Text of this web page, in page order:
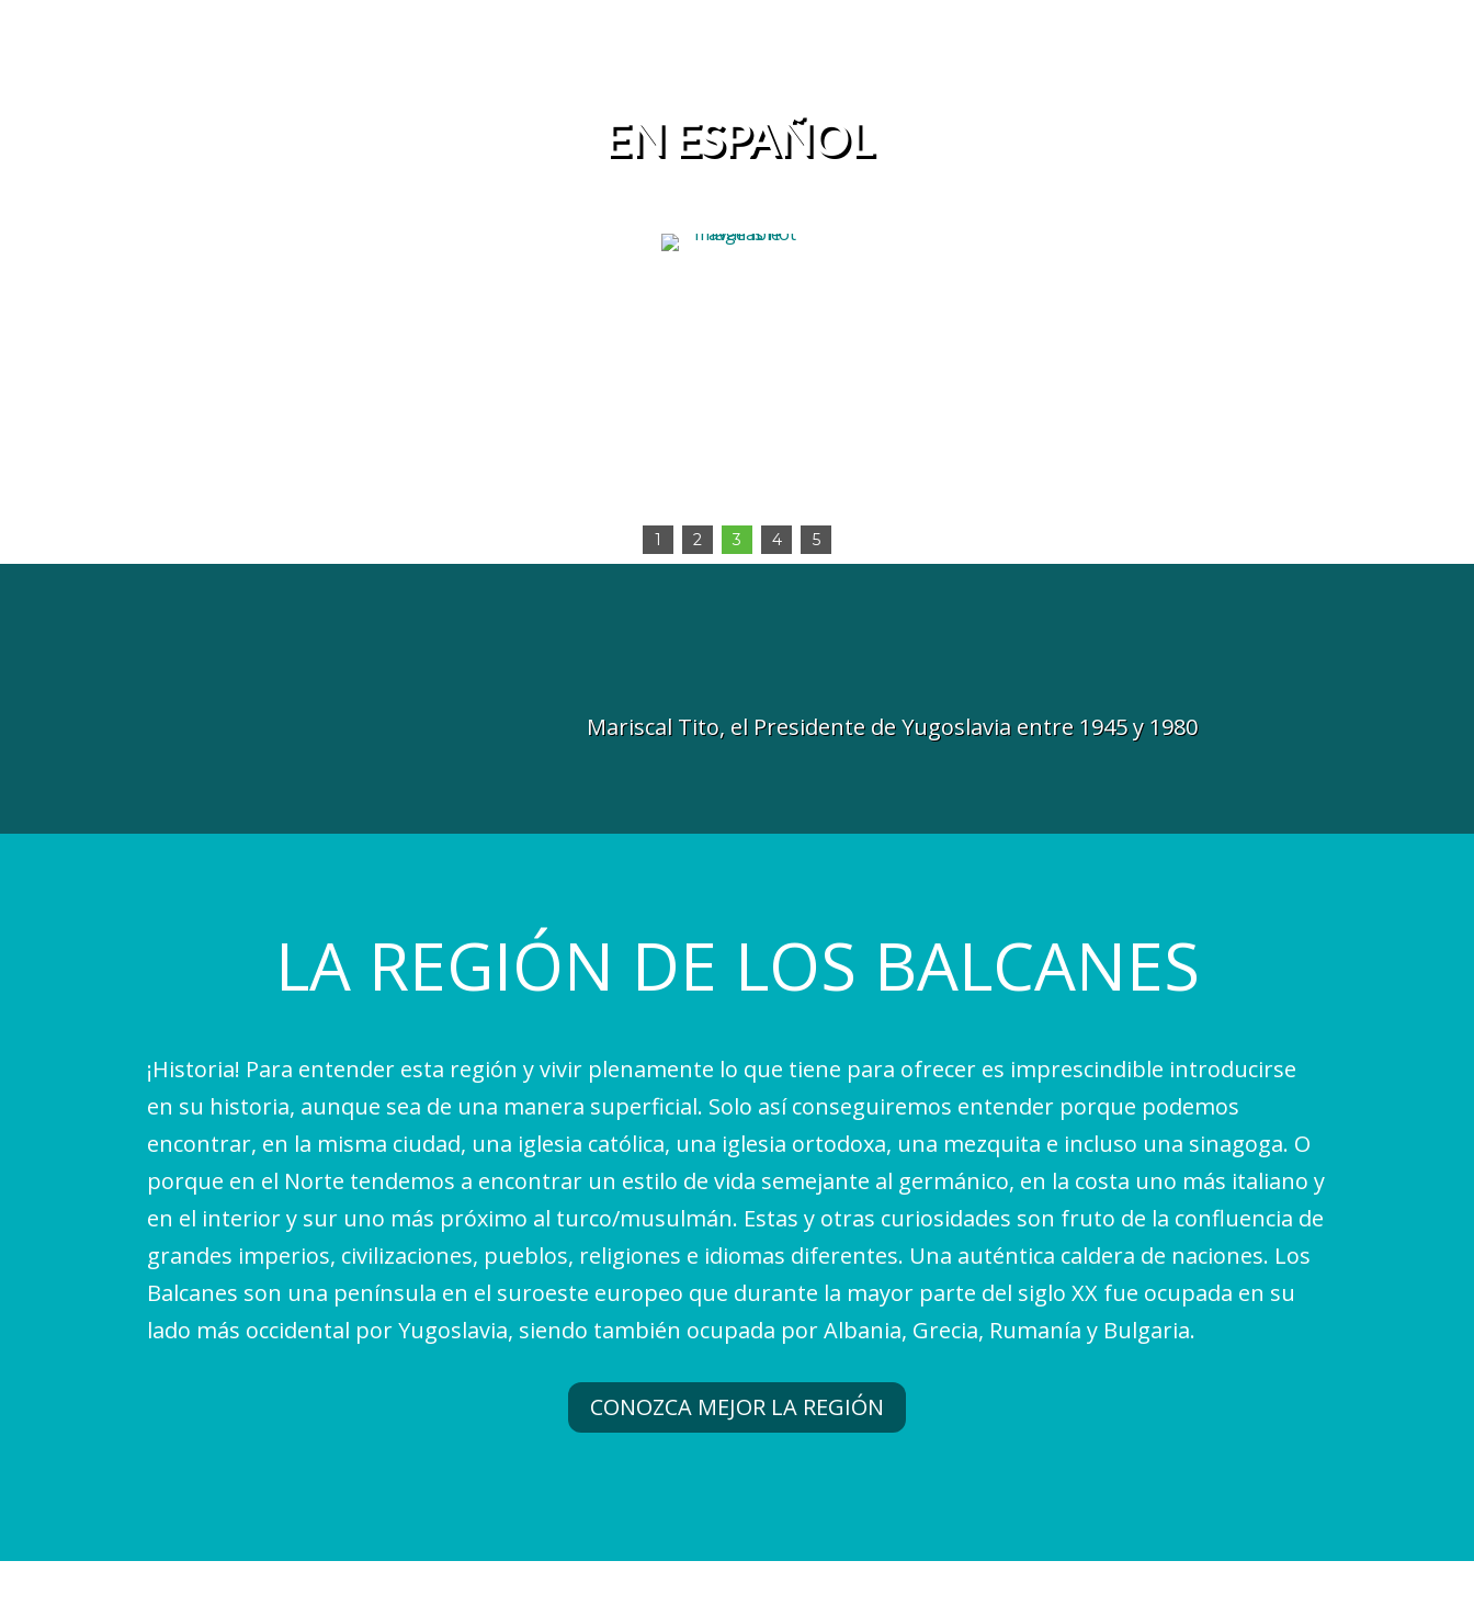
Mariscal Tito, el Presidente de Yugoslavia entre 1945 y 1980
LA REGIÓN DE LOS BALCANES
¡Historia! Para entender esta región y vivir plenamente lo que tiene para ofrecer es imprescindible introducirse
en su historia, aunque sea de una manera superficial. Solo así conseguiremos entender porque podemos
encontrar, en la misma ciudad, una iglesia católica, una iglesia ortodoxa, una mezquita e incluso una sinagoga. O
porque en el Norte tendemos a encontrar un estilo de vida semejante al germánico, en la costa uno más italiano y
en el interior y sur uno más próximo al turco/musulmán. Estas y otras curiosidades son fruto de la confluencia de
grandes imperios, civilizaciones, pueblos, religiones e idiomas diferentes. Una auténtica caldera de naciones. Los
Balcanes son una península en el suroeste europeo que durante la mayor parte del siglo XX fue ocupada en su
lado más occidental por Yugoslavia, siendo también ocupada por Albania, Grecia, Rumanía y Bulgaria.
CONOZCA MEJOR LA REGIÓN